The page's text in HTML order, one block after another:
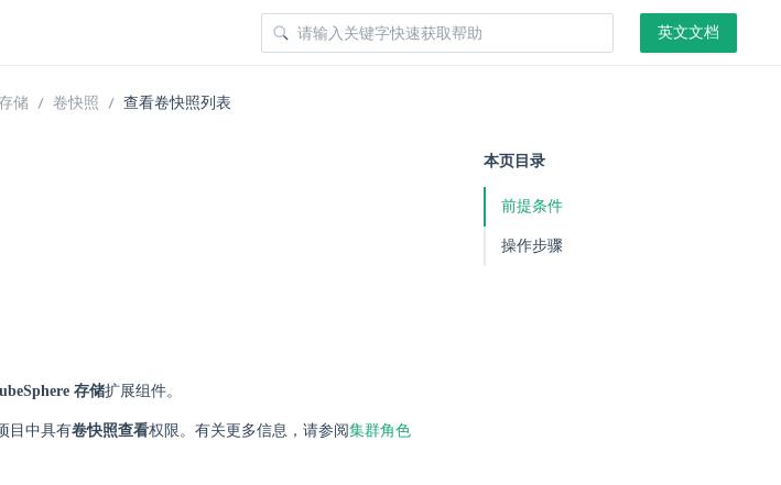
英文文档
储 卷快照 查看卷快照列表
存储扩展组件。
目中具有卷快照查看权限。有关更多信息，请参阅集群角色
本页目录
前提条件
操作步骤